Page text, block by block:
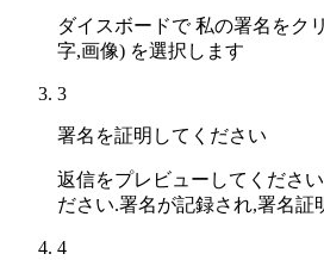
ダイスボードで 私の署名をク
字,画像) を選択します
3
署名を証明してください
返信をプレビューしてくださ
ださい.署名が記録され,署名証
4